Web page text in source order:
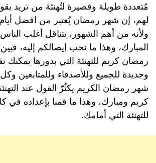
مُتعددة طويلة وقصيرة لتُهنئة من تريد
لهم، إن شهر رمضان يُعتبر من افضل أيام
ولأنه من أهم الشهور، يتناقل أغلب
المبارك، وهذا ما نحب إيصالكم إليه،
رمضان كريم للتهنئة التي بدورها يمكنك
وجديدة للجميع وللأصدقاء وللمتابعين
شهر رمضان الكريم يكثُرّ القول عند
كريم ومبارك، وهذا ما قمنا بإعداده في
للتهنئة التي أمامك.